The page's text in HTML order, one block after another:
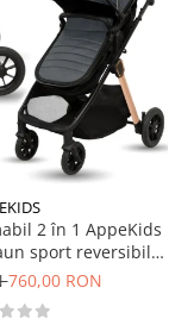
2 în 1 AppeKids
sport reversibil,
auto, până la
760,00 RON